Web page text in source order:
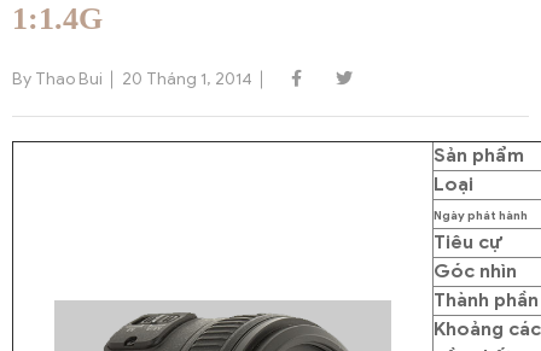
1:1.4G
By Thao Bui 20 Tháng 1, 2014
Sản phẩm
Loại
Ngày phát hành
Tiêu cự
Góc nhìn
Thành
Khoảng